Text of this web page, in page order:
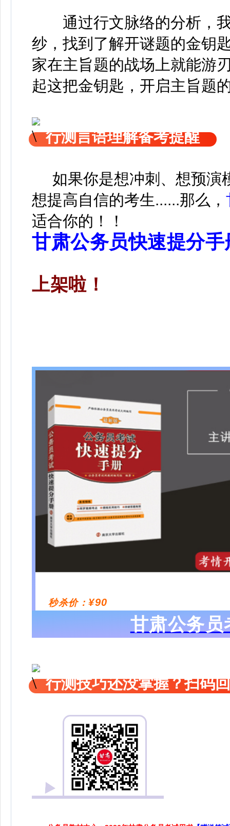
通过行文脉络的分析，我
纱，找到了解开谜题的金钥
家在主旨题的战场上就能游
起这把金钥匙，开启主旨题
行测言语理解备考提醒
如果你是想冲刺、想预演
想提高自信的考生......那么，
适合你的！！
甘肃公务员快速提分手
上架啦！
秒杀价： ¥90
甘肃公务员
行测技巧还没掌握？扫码